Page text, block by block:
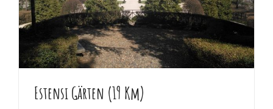
Estensi Gärten (19 Km)